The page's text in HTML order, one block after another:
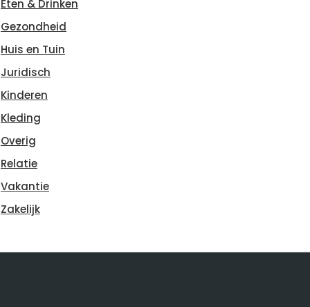
Eten & Drinken
Gezondheid
Huis en Tuin
Juridisch
Kinderen
Kleding
Overig
Relatie
Vakantie
Zakelijk